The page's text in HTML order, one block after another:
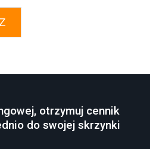
otrzymuj cennik
do swojej skrzynki